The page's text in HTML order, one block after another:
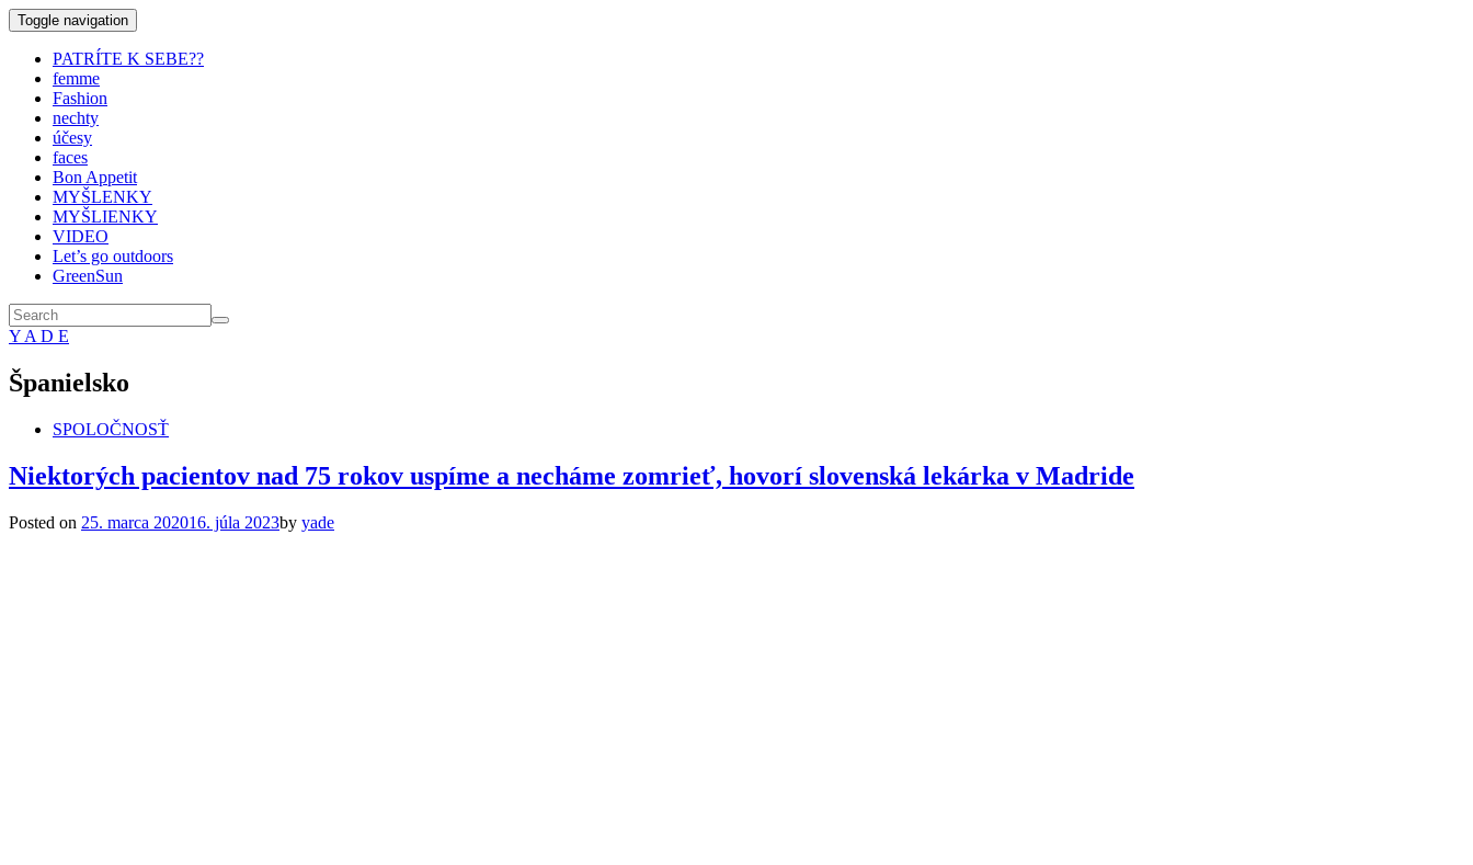
Toggle navigation
PATRÍTE K SEBE??
femme
Fashion
nechty
účesy
faces
Bon Appetit
MYŠLENKY
MYŠLIENKY
VIDEO
Let’s go outdoors
GreenSun
Y A D E
Španielsko
SPOLOČNOSŤ
Niektorých pacientov nad 75 rokov uspíme a necháme zomrieť, hovorí slovenská lekárka v Madride
Posted on 25. marca 202016. júla 2023by yade